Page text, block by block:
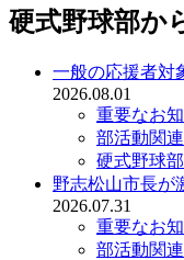
硬式野球部か
一般の応援者対
2026.08.01
重要なお
部活動関連
硬式野球部
野志松山市長が
2026.07.31
重要なお
部活動関連